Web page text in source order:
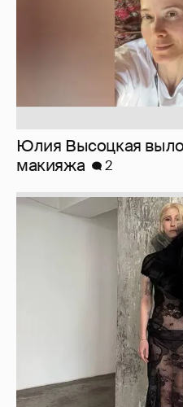
Юлия Высоцкая
макияжа
2